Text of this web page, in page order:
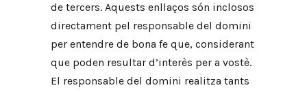
de tercers. Aquests enllaços són inclosos
directament pel responsable del domini
per entendre de bona fe que, considerant
que poden resultar d’interès per a vostè.
El responsable del domini realitza tants